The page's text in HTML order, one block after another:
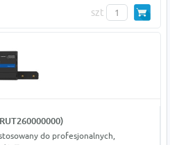
szt
do profesjonalnych,